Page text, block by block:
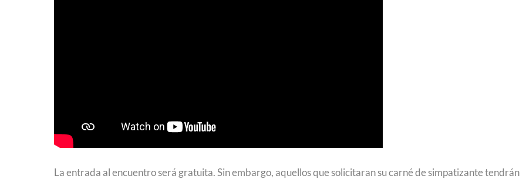
La entrada al encuentro será gratuita. Sin embargo, aquellos que solicitaran su carné de simpatizante tendrán